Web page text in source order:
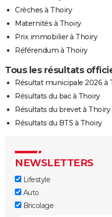
Crèches à Thoiry
Maternités à Thoiry
Prix immobilier à Thoiry
Référendum à Thoiry
Tous les résultats
Résultat municipale 2026 à
Résultats du bac à Thoiry
Résultats du brevet à Thoiry
Résultats du BTS à Thoiry
NEWSLETTERS
Lifestyle
Auto
Bricolage